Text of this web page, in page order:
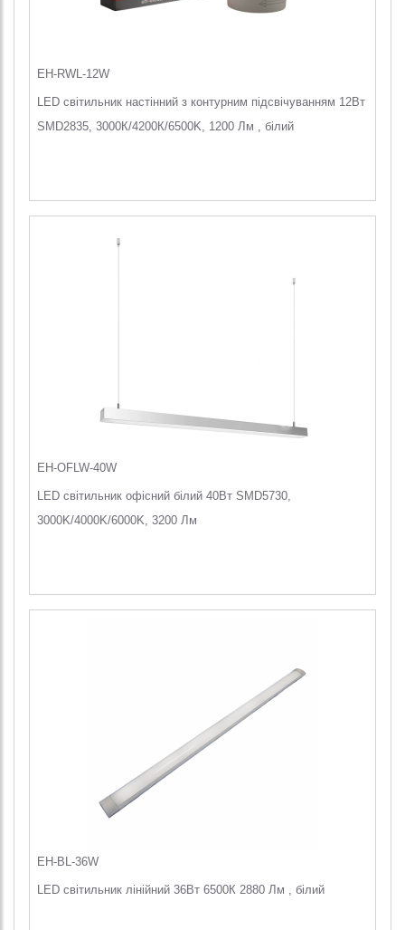
EH-RWL-12W
LED світильник настінний з контурним підсвічуванням 12Вт
SMD2835, 3000К/4200К/6500K, 1200 Лм , білий
EH-OFLW-40W
LED світильник офісний білий 40Вт SMD5730,
3000K/4000K/6000K, 3200 Лм
EH-BL-36W
LED світильник лінійний 36Вт 6500К 2880 Лм , білий